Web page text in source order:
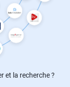
et la recherche ?